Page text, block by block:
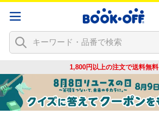
1,800円以上の注文で送料無料